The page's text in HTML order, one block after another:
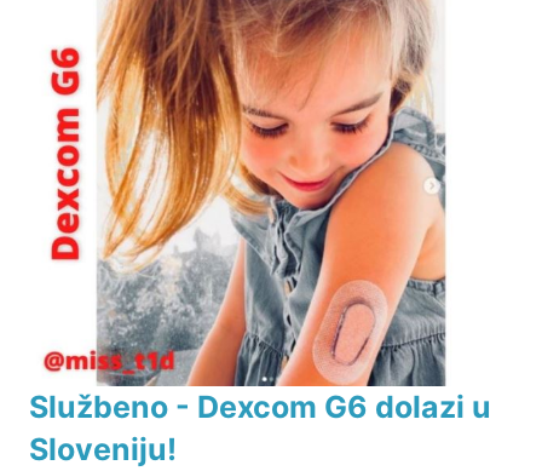
Službeno - Dexcom G6 dolazi u
Sloveniju!